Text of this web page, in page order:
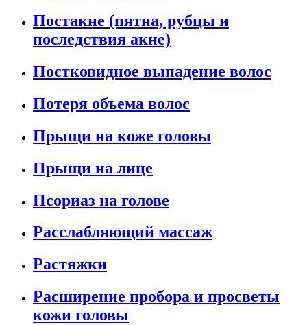
Постакне (пятна, рубцы и
последствия акне)
Постковидное выпадение волос
Потеря объема волос
Прыщи на коже головы
Прыщи на лице
Псориаз на голове
Расслабляющий массаж
Растяжки
Расширение пробора и просветы
кожи головы